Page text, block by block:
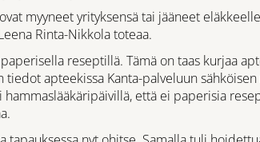
myyneet yrityksensä tai jääneet
Rinta-Nikkola toteaa.
reseptillä. Tämä on taas kurjaa
apteekissa Kanta-palveluun
hammaslääkäripäivillä, että ei paperisia